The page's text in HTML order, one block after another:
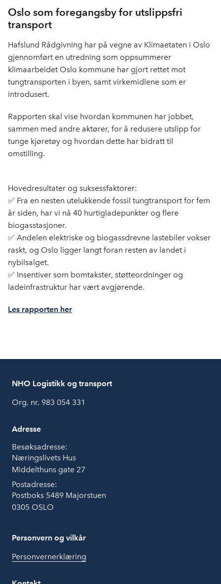
Oslo som foregangsby for utslippsfri
transport
Hafslund Rådgivning har på vegne av Klimaetaten i Oslo
gjennomført en utredning som oppsummerer
klimaarbeidet Oslo kommune har gjort rettet mot
tungtransporten i byen, samt virkemidlene som er
introdusert.
Rapporten skal vise hvordan kommunen har jobbet,
sammen med andre aktører, for å redusere utslipp for
tunge kjøretøy og hvordan dette har bidratt til
omstilling.
Hovedresultater og suksessfaktorer:
✅ Fra en nesten utelukkende fossil tungtransport for fem
år siden, har vi nå 40 hurtigladepunkter og flere
biogasstasjoner.
✅ Andelen elektriske og biogassdrevne lastebiler vokser
raskt, og Oslo ligger langt foran resten av landet i
nybilsalget.
✅ Insentiver som bomtakster, støtteordninger og
ladeinfrastruktur har vært avgjørende.
Les rapporten her
NHO Logistikk og transport
Org. nr. 983 054 331
Adresse
Besøksadresse:
Næringslivets Hus
Middelthuns gate 27
Postadresse:
Postboks 5489 Majorstuen
0305 OSLO
Personvern og vilkår
Personvernerklæring